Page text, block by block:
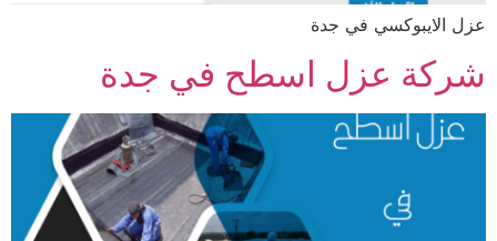
عزل الايبوكسي في جدة
شركة عزل اسطح في جدة